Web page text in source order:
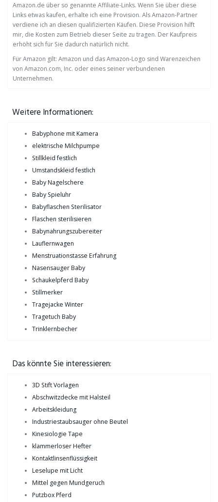
Amazon.de über so genannte Affiliate-Links. Wenn Sie über diese
Links etwas kaufen, erhalte ich eine Provision. Als Amazon-Partner
verdiene ich an diesen qualifizierten Käufen. Diese Provision hilft
mir, die Kosten zum Betrieb dieser Seite zu tragen. Der Kaufpreis
erhöht sich für Sie dadurch natürlich nicht.
Für Amazon gilt: Amazon und das Amazon-Logo sind Warenzeichen
von Amazon.com, Inc. oder eines seiner verbundenen
Unternehmen.
Weitere Informationen:
Babyphone mit Kamera
elektrische Milchpumpe
Stillkleid festlich
Umstandskleid festlich
Baby Nagelschere
Baby Spieluhr
Babyflaschen Sterilisator
Flaschen sterilisieren
Babynahrungszubereiter
Lauflernwagen
Menstruationstasse Erfahrung
Nasensauger Baby
Schaukelpferd Baby
Stillmerker
Tragejacke Winter
Tragetuch Baby
Trinklernbecher
Das könnte Sie interessieren:
3D Stift Vorlagen
Abschwitzdecke mit Halsteil
Arbeitskleidung
Industriestaubsauger ohne Beutel
Kinesiologie Tape
klammerloser Hefter
Kontaktlinsenflüssigkeit
Leselupe mit Licht
Mittel gegen Mundgeruch
Putzbox Pferd